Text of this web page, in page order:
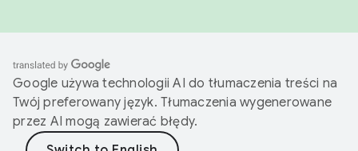
Google używa technologii AI do tłumaczenia treści na
Twój preferowany język. Tłumaczenia wygenerowane
przez AI mogą zawierać błędy.